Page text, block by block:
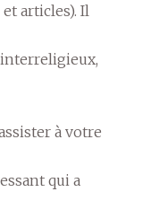
articles). Il
à votre
qui a